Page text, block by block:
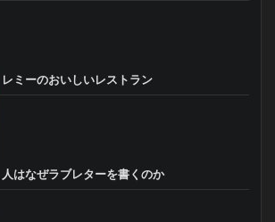
レミーのおいしいレストラン
人はなぜラブレターを書くのか